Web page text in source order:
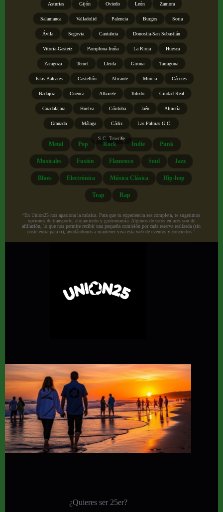
Asturias Gijón Oviedo León Zamora
Salamanca Valladolid Palencia Burgos Soria
Ávila Segovia Cantabria Donostia-San Sebastián
Vitoria-Gasteiz Pamplona-Iruña La Rioja Huesca
Zaragoza Teruel Lleida Girona Tarragona
Islas Baleares Castellón Alicante Murcia Cáceres
Badajoz Cuenca Albacete Toledo Ciudad Real
Guadalajara Huelva Córdoba Jaén Almería
Granada Málaga Cádiz Las Palmas G.C.
S.C. Tenerife
Metal Pop Rock Indie Punk
Musicales Fusión Flamenco Soul Jazz
Blues Electrónica Música Clásica Hip-hop
Trap Rap
“En Union25 nos apasiona la música. Para que tu experiencia sea completa, te sugerimos
opciones de transporte, alojamiento y gastronomía. Algunos de estos enlaces son de
afiliación, lo que nos permite recibir una pequeña comisión por cada reserva realizada (sin
coste extra para ti), ayudándonos a mantener viva esta web de eventos y conciertos.”
¿Quieres ser 25er?